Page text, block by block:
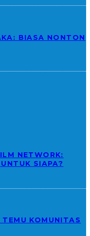
BIASA NONTON
NETWORK:
SIAPA?
KOMUNITAS